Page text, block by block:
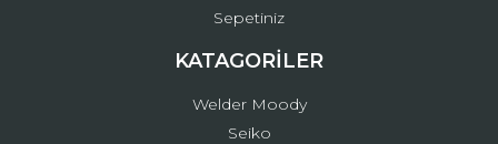
Sepetiniz
KATAGORİLER
Welder Moody
Seiko